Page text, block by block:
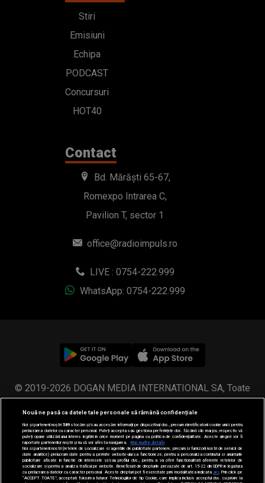
Stiri
Emisiuni
Echipa
PODCAST
Concursuri
HOT40
Contact
Bd. Mărăști 65-67,
Romexpo Intrarea C,
Pavilion T, sector 1
office@radioimpuls.ro
LIVE : 0754-222.999
WhatsApp: 0754-222.999
© 2019-2026 DOGAN MEDIA INTERNATIONAL SA, Toate
drepturile rezervate.
Nouă ne pasă ca datele tale personale să rămână confidențiale
Noi și partenerii noștri589stocăm și/sau accesăm informații pe dispozitivul dvs., precum identificatorii cookie unici pentru
prelucrarea datelor cu caracter personal. Puteți accepta sau gestiona preferințele dvs. făcând clic mai jos, respectiv vă
puteți opune utilizării unui interes legitim în orice moment pe pagina cu politica de confidențialitate. Aceste alegeri vor fi
raportate partenerilor noștri și nu vă vor afecta navigarea.
Mai multe detalii
Noi si partenerii nostri (retelele de socializare si agentiile de publicitate partenere, precum si furnizorii nostri de servicii de
date analitice) prelucram date pentru a permite website-ului sa functioneze, pentru a personaliza continutul si anunturile
publicitare afisate in functie de interesele si/sau profilul dvs., pentru a va oferi functionalitati aferente retelelor de
socializare si pentru a analiza traficul pe website. Beneficiati de drepturile prevazute de art. 15-22 din GDPR in legatura
cu prelucrarea datelor cu caracter personal. Aceste drepturi pot fi exercitate prin modalitatea indicataaici . Prin click pe
“ACCEPT TOATE”, acceptati folosirea tuturor Tehnologiilor de tip Cookie, care implica inclusiv acceptul dvs. cu privire la